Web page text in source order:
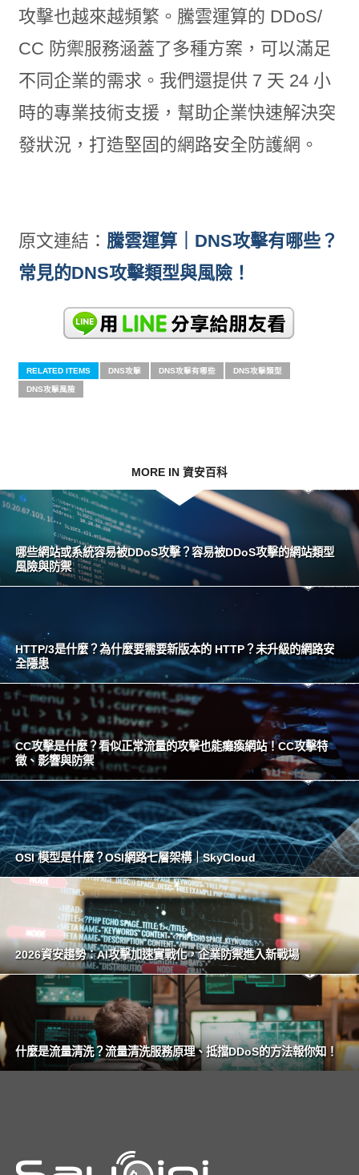
攻擊也越來越頻繁。騰雲運算的 DDoS/
CC 防禦服務涵蓋了多種方案，可以滿足
不同企業的需求。我們還提供 7 天 24 小
時的專業技術支援，幫助企業快速解決突
發狀況，打造堅固的網路安全防護網。
原文連結： 騰雲運算｜DNS攻擊有哪些？
常見的DNS攻擊類型與風險！
RELATED ITEMS DNS攻擊 DNS攻擊有哪些 DNS攻擊類型
DNS攻擊風險
MORE IN 資安百科
哪些網站或系統容易被DDoS攻擊？容易被DDoS攻擊的網站類型
風險與防禦
HTTP/3是什麼？為什麼要需要新版本的 HTTP？未升級的網路安
全隱患
CC攻擊是什麼？看似正常流量的攻擊也能癱瘓網站！CC攻擊特
徵、影響與防禦
OSI 模型是什麼？OSI網路七層架構｜SkyCloud
2026資安趨勢：AI攻擊加速實戰化，企業防禦進入新戰場
什麼是流量清洗？流量清洗服務原理、抵擋DDoS的方法報你知！